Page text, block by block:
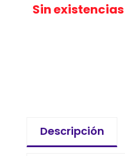
Sin existencias
Descripción